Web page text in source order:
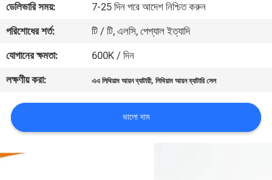
যোগাযোগ
করুন
মামলা
ডেলিভারি সময়:
7-25 দিন পরে আদেশ নিশ্চিত করুন
পরিশোধের শর্ত:
টি / টি, এলসি, পেপ্যাল ​​ইত্যাদি
যোগানের ক্ষমতা:
600K / দিন
লক্ষণীয় করা:
এএ লিথিয়াম আয়ন ব্যাটারী,লিথিয়াম আয়ন ব্যাটারি সেল
ভালো দাম